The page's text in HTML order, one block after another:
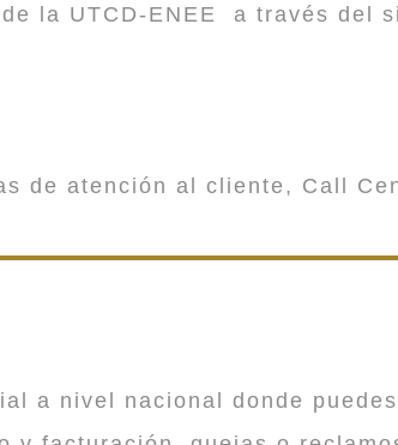
la UTCD-ENEE a través del
de atención al cliente, Call
a nivel nacional donde